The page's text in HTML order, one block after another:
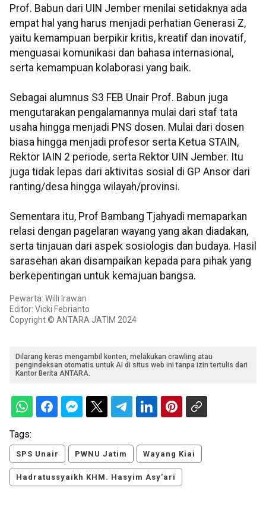
Prof. Babun dari UIN Jember menilai setidaknya ada
empat hal yang harus menjadi perhatian Generasi Z,
yaitu kemampuan berpikir kritis, kreatif dan inovatif,
menguasai komunikasi dan bahasa internasional,
serta kemampuan kolaborasi yang baik.
Sebagai alumnus S3 FEB Unair Prof. Babun juga
mengutarakan pengalamannya mulai dari staf tata
usaha hingga menjadi PNS dosen. Mulai dari dosen
biasa hingga menjadi profesor serta Ketua STAIN,
Rektor IAIN 2 periode, serta Rektor UIN Jember. Itu
juga tidak lepas dari aktivitas sosial di GP Ansor dari
ranting/desa hingga wilayah/provinsi.
Sementara itu, Prof Bambang Tjahyadi memaparkan
relasi dengan pagelaran wayang yang akan diadakan,
serta tinjauan dari aspek sosiologis dan budaya. Hasil
sarasehan akan disampaikan kepada para pihak yang
berkepentingan untuk kemajuan bangsa.
Pewarta: Willi Irawan
Editor: Vicki Febrianto
Copyright © ANTARA JATIM 2024
Dilarang keras mengambil konten, melakukan crawling atau
pengindeksan otomatis untuk AI di situs web ini tanpa izin tertulis dari
Kantor Berita ANTARA.
Tags:
SPS Unair PWNU Jatim Wayang Kiai
Hadratussyaikh KHM. Hasyim Asy'ari